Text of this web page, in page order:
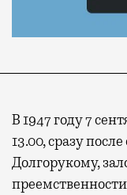
В 1947 году 7
13.00, сразу
Долгорукому,